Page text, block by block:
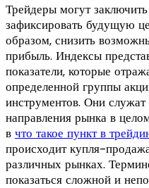
Трейдеры могут
зафиксировать будущую
образом, снизить
прибыль. Индексы
показатели, которые
определенной группы
инструментов. Они
направления рынка в
в что такое пункт в
происходит купля-
различных рынках.
показаться сложной и